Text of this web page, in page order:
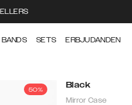
BANDS SETS ERBJUDANDEN
50% Black
Mirror Case